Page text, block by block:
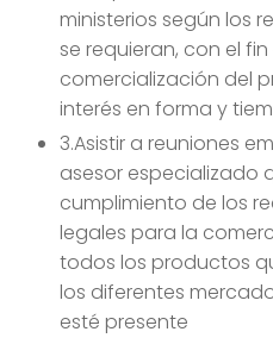
ministerios según los
se requieran, con el
comercialización del
interés en forma y
3.Asistir a reuniones
asesor especializado
cumplimiento de los
legales para la
todos los productos
los diferentes
esté presente